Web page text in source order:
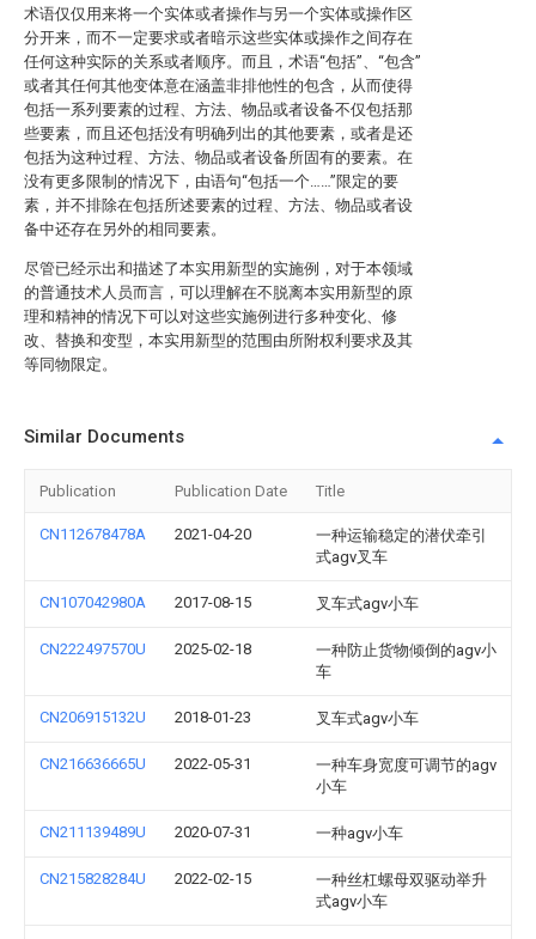
术语仅仅用来将一个实体或者操作与另一个实体或操作区
分开来，而不一定要求或者暗示这些实体或操作之间存在
任何这种实际的关系或者顺序。而且，术语“包括”、“包含”
或者其任何其他变体意在涵盖非排他性的包含，从而使得
包括一系列要素的过程、方法、物品或者设备不仅包括那
些要素，而且还包括没有明确列出的其他要素，或者是还
包括为这种过程、方法、物品或者设备所固有的要素。在
没有更多限制的情况下，由语句“包括一个……”限定的要
素，并不排除在包括所述要素的过程、方法、物品或者设
备中还存在另外的相同要素。
尽管已经示出和描述了本实用新型的实施例，对于本领域
的普通技术人员而言，可以理解在不脱离本实用新型的原
理和精神的情况下可以对这些实施例进行多种变化、修
改、替换和变型，本实用新型的范围由所附权利要求及其
等同物限定。
Similar Documents
Publication Publication Date Title
CN112678478A 2021-04-20
一种运输稳定的潜伏牵引
式agv叉车
CN107042980A 2017-08-15 叉车式agv小车
CN222497570U 2025-02-18
一种防止货物倾倒的agv小
车
CN206915132U 2018-01-23 叉车式agv小车
CN216636665U 2022-05-31
一种车身宽度可调节的agv
小车
CN211139489U 2020-07-31 一种agv小车
CN215828284U 2022-02-15
一种丝杠螺母双驱动举升
式agv小车